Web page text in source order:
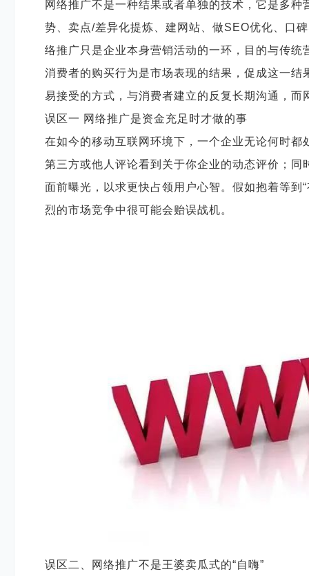
网络推广不是一种结果或者单独的技术，它是多
势、卖点/差异化提炼、建网站、做SEO优化、口
络推广只是企业本身营销活动的一环，目的与传统
消费者的购买行为是市场表现的结果，促成这一
易接受的方式，与消费者建立的反复长期沟通，
误区一 网络推广是资金充足时才做的事
在如今的移动互联网环境下，一个企业无论何时
第三方或他人评论看到关于你企业的动态评价；
面前曝光，以求更快占领用户心智。假如抱着等到
烈的市场竞争中很可能会贻误战机。
误区二、网络推广不是王婆卖瓜式的“自嗨”